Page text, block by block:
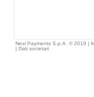
Nexi Payments S.p.A. © 2019 |
| Dati societari